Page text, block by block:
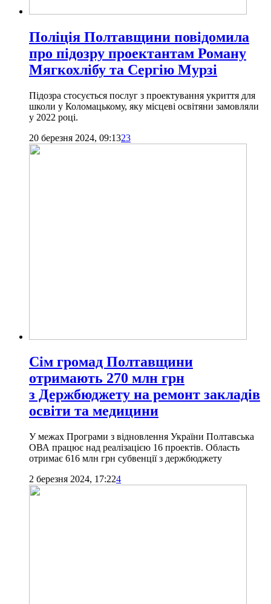
Поліція Полтавщини повідомила
про підозру проектантам Роману
Мягкохлібу та Сергію Мурзі
Підозра стосується послуг з проектування укриття для
школи у Коломацькому, яку місцеві освітяни замовляли
у 2022 році.
20 березня 2024, 09:1323
Сім громад Полтавщини
отримають 270 млн грн
з Держбюджету на ремонт закладів
освіти та медицини
У межах Програми з відновлення України Полтавська
ОВА працює над реалізацією 16 проектів. Область
отримає 616 млн грн субвенції з держбюджету
2 березня 2024, 17:224